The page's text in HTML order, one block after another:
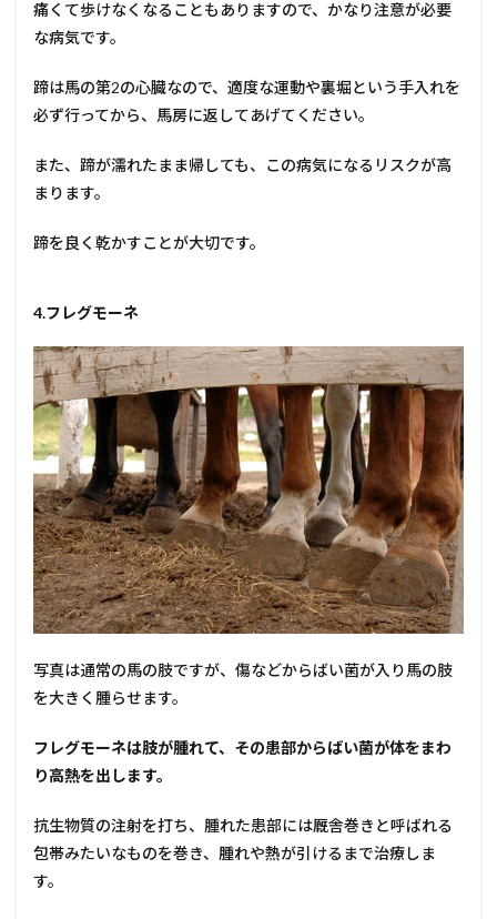
痛くて歩けなくなることもありますので、かなり注意が必要
な病気です。
蹄は馬の第2の心臓なので、適度な運動や裏堀という手入れを
必ず行ってから、馬房に返してあげてください。
また、蹄が濡れたまま帰しても、この病気になるリスクが高
まります。
蹄を良く乾かすことが大切です。
4.フレグモーネ
写真は通常の馬の肢ですが、傷などからばい菌が入り馬の肢
を大きく腫らせます。
フレグモーネは肢が腫れて、その患部からばい菌が体をまわ
り高熱を出します。
抗生物質の注射を打ち、腫れた患部には厩舎巻きと呼ばれる
包帯みたいなものを巻き、腫れや熱が引けるまで治療しま
す。